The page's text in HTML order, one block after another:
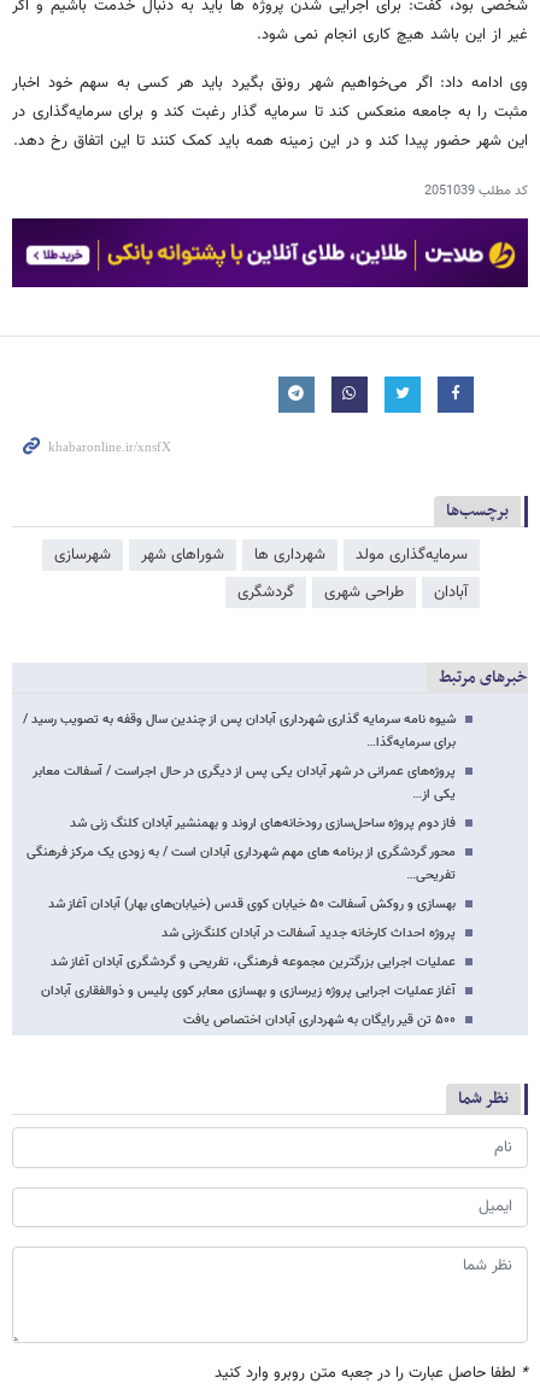
شخصی بود، گفت: برای اجرایی شدن پروژه ها باید به دنبال خدمت باشیم و اگر
غیر از این باشد هیچ کاری انجام نمی شود.
وی ادامه داد: اگر می‌خواهیم شهر رونق بگیرد باید هر کسی به سهم خود اخبار
مثبت را به جامعه منعکس کند تا سرمایه گذار رغبت کند و برای سرمایه‌گذاری در
این شهر حضور پیدا کند و در این زمینه همه باید کمک کنند تا این اتفاق رخ دهد.
کد مطلب2051039
برچسب‌ها
سرمایه‌گذاری مولد شهرداری ها شوراهای شهر
شهرسازی
آبادان
طراحی شهری گردشگری
خبرهای مرتبط
شیوه نامه سرمایه گذاری شهرداری آبادان پس از چندین سال وقفه به تصویب رسید /
برای سرمایه‌گذا…
پروژه‌های عمرانی در شهر آبادان یکی پس از دیگری در حال اجراست / آسفالت معابر
یکی از…
فاز دوم پروژه ساحل‌سازی رودخانه‌های اروند و بهمنشیر آبادان کلنگ زنی شد
محور گردشگری از برنامه های مهم شهرداری آبادان است / به زودی یک مرکز فرهنگی
تفریحی…
بهسازی و روکش آسفالت ۵۰ خیابان کوی قدس (خیابان‌های بهار) آبادان آغاز شد
پروژه احداث کارخانه جدید آسفالت در آبادان کلنگ‌زنی شد
عملیات اجرایی بزرگترین مجموعه فرهنگی، تفریحی و گردشگری آبادان آغاز شد
آغاز عملیات اجرایی پروژه زیرسازی و بهسازی معابر کوی پلیس و ذوالفقاری آبادان
۵۰۰ تن قیر رایگان به شهرداری آبادان اختصاص یافت
نظر شما
* لطفا حاصل عبارت را در جعبه متن روبرو وارد کنید